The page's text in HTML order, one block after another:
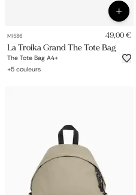
Ml586 49,00 €
La Troika Grand The Tote Bag
The Tote Bag A4+
+5 couleurs